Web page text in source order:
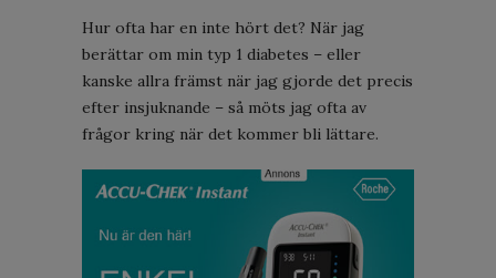
Hur ofta har en inte hört det? När jag
berättar om min typ 1 diabetes – eller
kanske allra främst när jag gjorde det precis
efter insjuknande – så möts jag ofta av
frågor kring när det kommer bli lättare.